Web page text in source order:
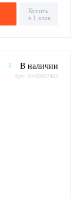
Купить
в 1 клик
В наличии
Арт: 00-00007403